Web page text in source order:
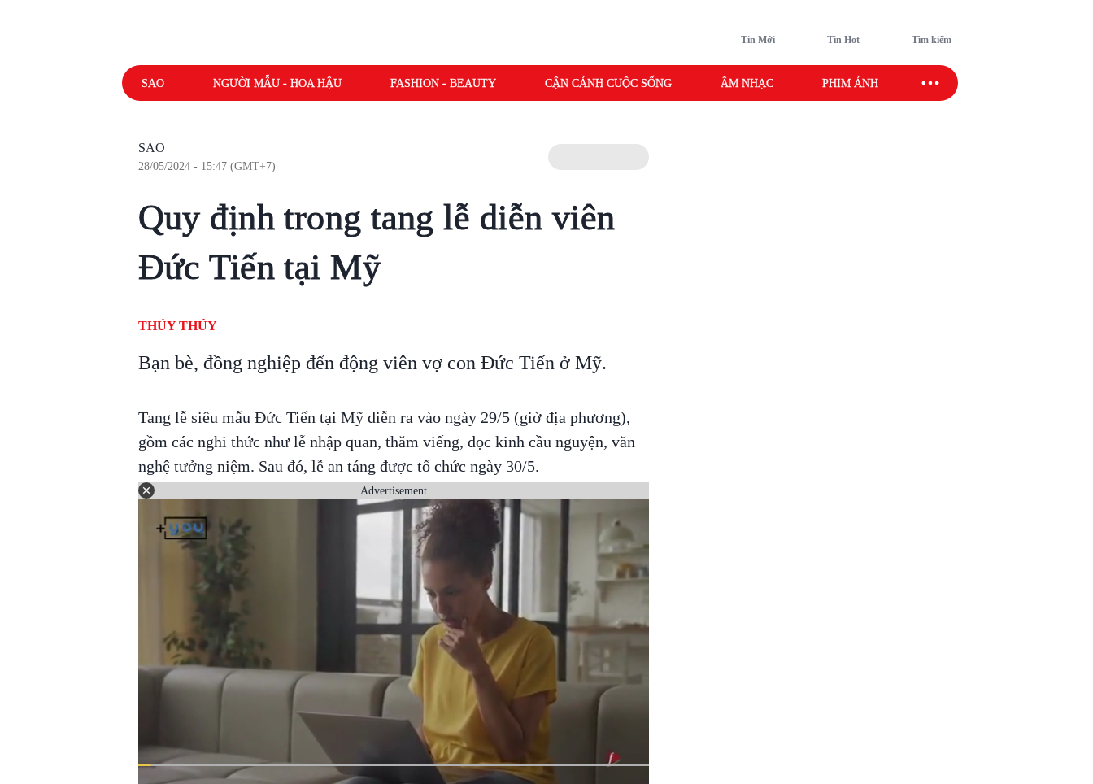
Tin Mới Tin Hot Tìm kiếm
SAO NGƯỜI MẪU - HOA HẬU FASHION - BEAUTY CẬN CẢNH CUỘC SỐNG ÂM NHẠC PHIM ẢNH SAO SPORT
SAO
28/05/2024 - 15:47 (GMT+7)
Quy định trong tang lễ diễn viên
Đức Tiến tại Mỹ
THÚY THÚY
Bạn bè, đồng nghiệp đến động viên vợ con Đức Tiến ở Mỹ.
Tang lễ siêu mẫu Đức Tiến tại Mỹ diễn ra vào ngày 29/5 (giờ địa phương),
gồm các nghi thức như lễ nhập quan, thăm viếng, đọc kinh cầu nguyện, văn
nghệ tưởng niệm. Sau đó, lễ an táng được tổ chức ngày 30/5.
Advertisement